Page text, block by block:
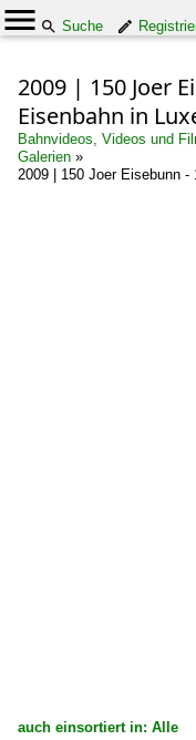
Suche
2009 | 150 Joer
Eisenbahn in
Bahnvideos, Videos und
Galerien »
2009 | 150 Joer Eisebunn
auch einsortiert in: Alle